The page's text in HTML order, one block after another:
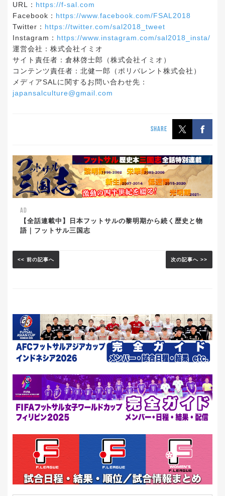
URL： https://f-sal.com
Facebook： https://www.facebook.com/FSAL2018
Twitter： https://twitter.com/sal2018_tweet
Instagram： https://www.instagram.com/sal2018_insta/
運営会社：株式会社イミオ
サイト責任者：倉林啓士郎（株式会社イミオ）
コンテンツ責任者：北健一郎（ポリバレント株式会社）
メディアSALに関するお問い合わせ先：
japansalculture@gmail.com
SHARE
AD
【全話連載中】日本フットサルの黎明期から続く歴史と物
語｜フットサル三国志
<< 前の記事へ 次の記事へ >>